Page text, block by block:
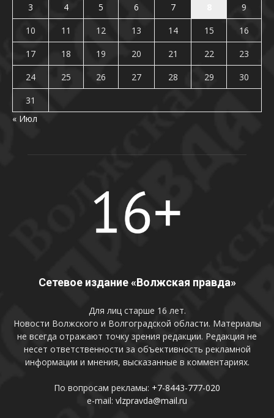
3
4 5 6 7
9
10
11 12 13 14 15
16
17
18 19 20 21 22
23
24
25 26 27 28 29
30
31
« Июл
Сетевое издание «Волжская правда»
Для лиц старше 16 лет.
Новости Волжского и Волгоградской области. Материалы
не всегда отражают точку зрения редакции. Редакция не
несет ответственности за объективность рекламной
информации и мнения, высказанные в комментариях.
По вопросам рекламы: +7-8443-777-020
e-mail: vlzpravda@mail.ru